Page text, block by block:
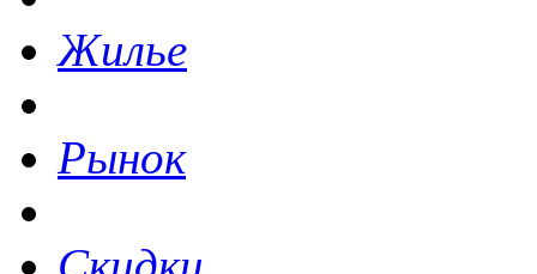
Жилье
Рынок